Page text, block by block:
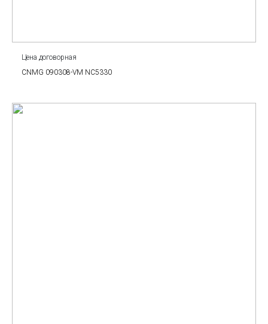
Цена договорная
CNMG 090308-VM NC5330